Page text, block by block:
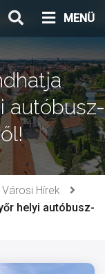
MENÜ
autóbusz-
Városi Hírek
helyi autóbusz-